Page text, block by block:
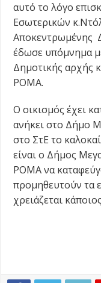
αυτό το λόγο
Εσωτερικών
Αποκεντρωμένης
έδωσε υπόμνημα
Δημοτικής αρχής
ΡΟΜΑ.
Ο οικισμός έχει
ανήκει στο Δήμο
στο ΣτΕ το
είναι ο Δήμος
ΡΟΜΑ να
προμηθευτούν τα
χρειάζεται